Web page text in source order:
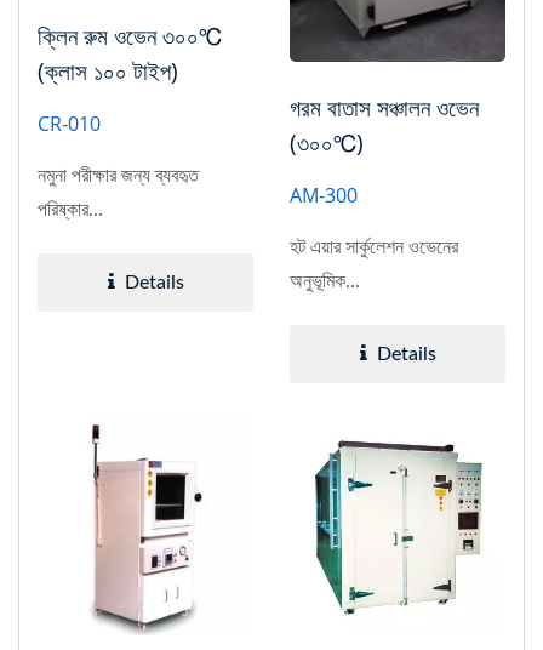
ক্লিন রুম ওভেন ৩০০℃
(ক্লাস ১০০ টাইপ)
CR-010
নমুনা পরীক্ষার জন্য ব্যবহৃত
পরিষ্কার...
Details
গরম বাতাস সঞ্চালন ওভেন
(৩০০℃)
AM-300
হট এয়ার সার্কুলেশন ওভেনের
অনুভূমিক...
Details